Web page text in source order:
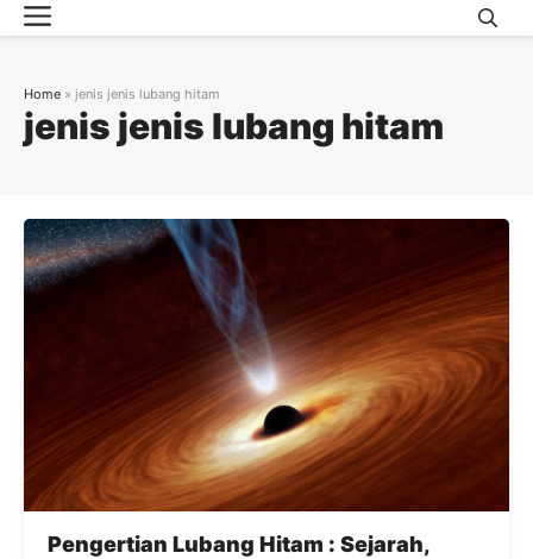
Skip
to
Menu
jenis jenis lubang hitam
Home » jenis jenis lubang hitam
Pengertian Lubang Hitam : Sejarah,